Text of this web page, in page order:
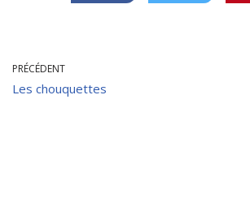
PRÉCÉDENT
Les chouquettes